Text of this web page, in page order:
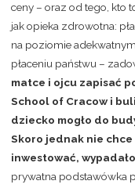
ceny – oraz od tego, kto
jak opieka zdrowotna:
na poziomie
płaceniu państwu –
matce i ojcu zapisać
School of Cracow i
dziecko mogło do
Skoro jednak nie chce
inwestować,
prywatna podstawówka